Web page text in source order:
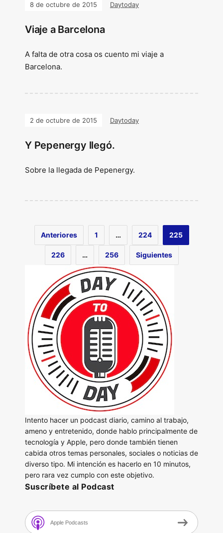
8 de octubre de 2015 Daytoday
Viaje a Barcelona
A falta de otra cosa os cuento mi viaje a
Barcelona.
2 de octubre de 2015 Daytoday
Y Pepenergy llegó.
Sobre la llegada de Pepenergy.
Anteriores 1 … 224 225
226 … 256 Siguientes
Intento hacer un podcast diario, camino al trabajo,
ameno y entretenido, donde hablo principalmente de
tecnología y Apple, pero donde también tienen
cabida otros temas personales, sociales o noticias de
diverso tipo. Mi intención es hacerlo en 10 minutos,
pero rara vez cumplo con este objetivo.
Suscríbete al Podcast
Apple Podcasts